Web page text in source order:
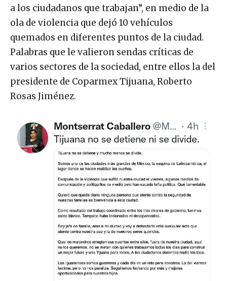
a los ciudadanos que trabajan”, en medio de la
ola de violencia que dejó 10 vehículos
quemados en diferentes puntos de la ciudad.
Palabras que le valieron sendas críticas de
varios sectores de la sociedad, entre ellos la del
presidente de Coparmex Tijuana, Roberto
Rosas Jiménez.